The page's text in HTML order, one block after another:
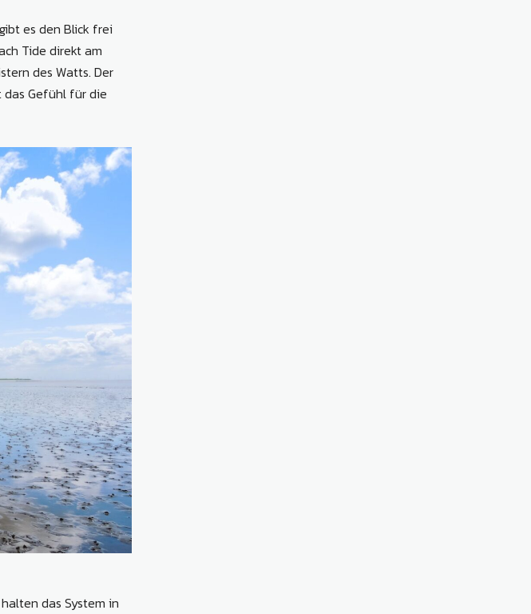
es den Blick frei
Tide direkt am
des Watts. Der
das Gefühl für die
das System in